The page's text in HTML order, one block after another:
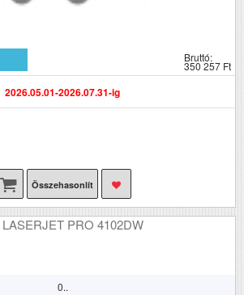
Bruttó:
350 257 Ft
2026.05.01-2026.07.31-ig
Összehasonlít
LASERJET PRO 4102DW
0..